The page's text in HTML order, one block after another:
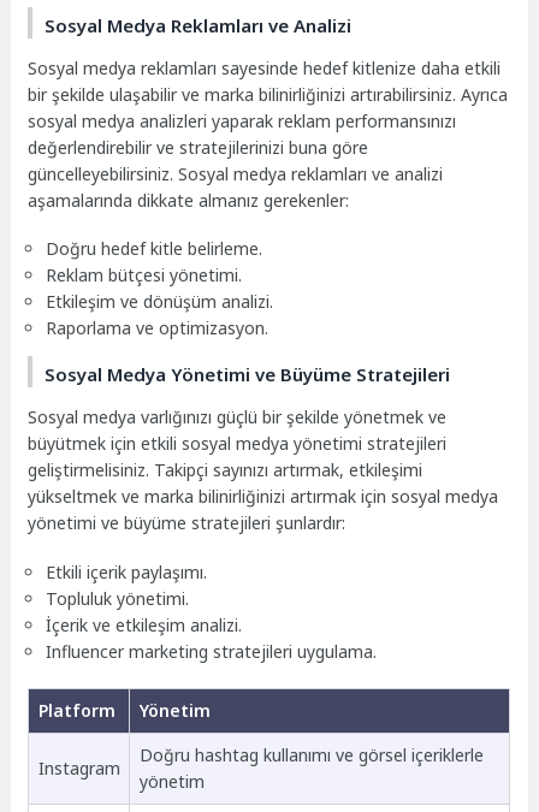
Sosyal Medya Reklamları ve Analizi
Sosyal medya reklamları sayesinde hedef kitlenize daha etkili
bir şekilde ulaşabilir ve marka bilinirliğinizi artırabilirsiniz. Ayrıca
sosyal medya analizleri yaparak reklam performansınızı
değerlendirebilir ve stratejilerinizi buna göre
güncelleyebilirsiniz. Sosyal medya reklamları ve analizi
aşamalarında dikkate almanız gerekenler:
Doğru hedef kitle belirleme.
Reklam bütçesi yönetimi.
Etkileşim ve dönüşüm analizi.
Raporlama ve optimizasyon.
Sosyal Medya Yönetimi ve Büyüme Stratejileri
Sosyal medya varlığınızı güçlü bir şekilde yönetmek ve
büyütmek için etkili sosyal medya yönetimi stratejileri
geliştirmelisiniz. Takipçi sayınızı artırmak, etkileşimi
yükseltmek ve marka bilinirliğinizi artırmak için sosyal medya
yönetimi ve büyüme stratejileri şunlardır:
Etkili içerik paylaşımı.
Topluluk yönetimi.
İçerik ve etkileşim analizi.
Influencer marketing stratejileri uygulama.
Platform Yönetim
Instagram
Doğru hashtag kullanımı ve görsel içeriklerle
yönetim